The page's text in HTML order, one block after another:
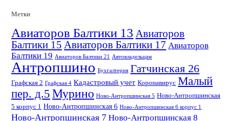
Метки
Авиаторов Балтики 13 Авиаторов
Балтики 15 Авиаторов Балтики 17 Авиаторов
Балтики 19 Авиаторов Балтики 21 Автовладельцам
Антропшино Бухгалтерия Гатчинская 26
Графская 2 Графская 4 Кадастровый учет Коронавирус Малый
пер. д.5Мурино Ново-Антропшинская 5 Ново-Антропшинская
5 корпус 1 Ново-Антропшинская 6 Ново-Антропшинская 6 корпус 1
Ново-Антропшинская 7 Ново-Антропшинская 8